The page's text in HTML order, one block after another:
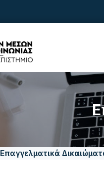
Επαγγελματικά